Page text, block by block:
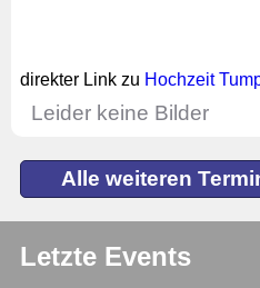
direkter Link zu Hochzeit
Leider keine Bilder
Alle weiteren
Letzte Events